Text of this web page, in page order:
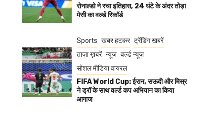
रोनाल्डो ने रचा इतिहास, 24 घंटे के अंदर तोड़ा
मेसी का वर्ल्ड रिकॉर्ड
Sports खबर हटकर ट्रेंडिंग खबरें
ताज़ा ख़बरें न्यूज़ वर्ल्ड न्यूज़
सोशल मीडिया वायरल
FIFA World Cup: ईरान, सऊदी और मिस्र
ने ड्रॉ के साथ वर्ल्ड कप अभियान का किया
आगाज